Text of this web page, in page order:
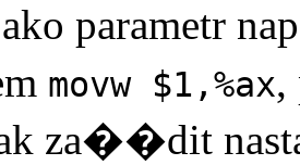
parametr
movw $1,%ax,
za��dit